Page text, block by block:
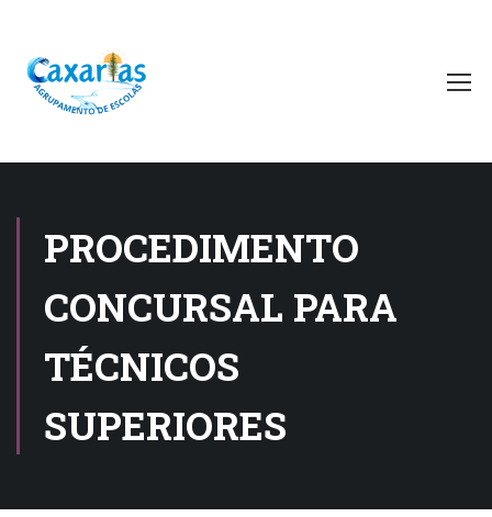
PROCEDIMENTO
CONCURSAL PARA
TÉCNICOS
SUPERIORES